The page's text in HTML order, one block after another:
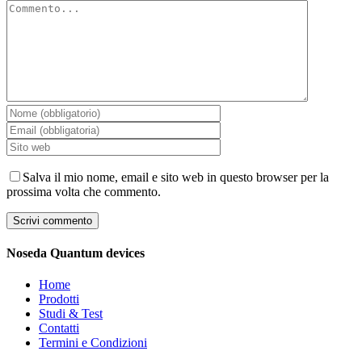
Salva il mio nome, email e sito web in questo browser per la
prossima volta che commento.
Noseda Quantum devices
Home
Prodotti
Studi & Test
Contatti
Termini e Condizioni